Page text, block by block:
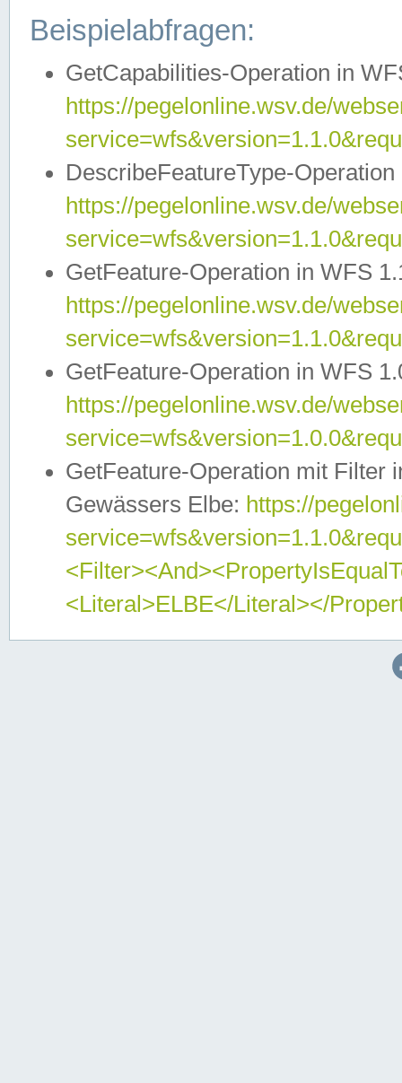
Beispielabfragen:
GetCapabilities-Operation in
https://pegelonline.wsv.de/
DescribeFeatureType-
https://pegelonline.wsv.de/
GetFeature-Operation in WFS
https://pegelonline.wsv.de/
GetFeature-Operation in WFS
https://pegelonline.wsv.de/
GetFeature-Operation mit Filter
Gewässers Elbe: https://
<Literal>ELBE</Literal></